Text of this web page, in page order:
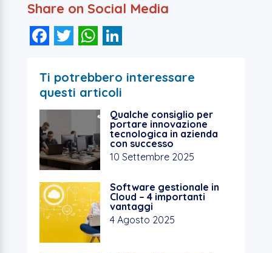
Share on Social Media
F
c
e
b
o
o
k
T
tt
er
W
at
s
A
p
p
k
dI
n
Ti potrebbero interessare
questi articoli
Qualche consiglio per
portare innovazione
tecnologica in azienda
con successo
10 Settembre 2025
Software gestionale in
Cloud – 4 importanti
vantaggi
4 Agosto 2025